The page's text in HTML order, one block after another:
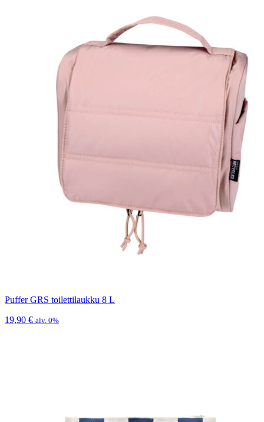
Puffer GRS toilettilaukku 8 L
19,90 € alv. 0%